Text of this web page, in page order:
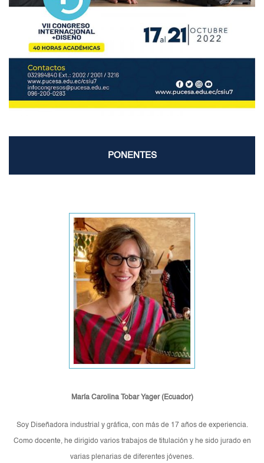
PONENTES
María Carolina Tobar Yager (Ecuador)
Soy Diseñadora industrial y gráfica, con más de 17 años de experiencia.
Como docente, he dirigido varios trabajos de titulación y he sido jurado en
varias plenarias de diferentes jóvenes.